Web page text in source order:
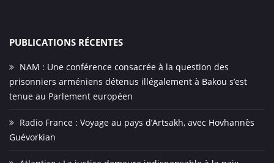
PUBLICATIONS RÉCENTES
NAM : Une conférence consacrée à la question des
prisonniers arméniens détenus illégalement à Bakou s’est
tenue au Parlement européen
Radio France : Voyage au pays d’Artsakh, avec Hovhannès
Guévorkian